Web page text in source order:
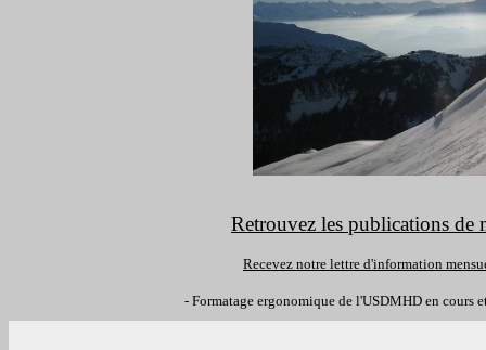
Retrouvez les publications de
Recevez notre lettre d'information
- Formatage ergonomique de l'USDMHD en cours